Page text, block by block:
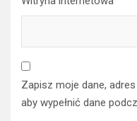
Zapisz moje dane,
aby wypełnić dane